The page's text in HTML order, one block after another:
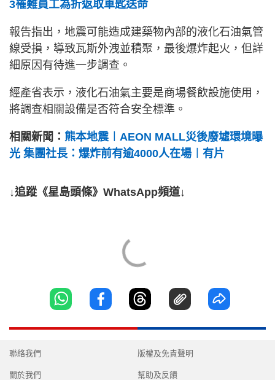
3罹難員工為折返取車匙送命
報告指出，地震可能造成建築物內部的液化石油氣管
線受損，導致瓦斯外洩並積聚，最後爆炸起火，但詳
細原因有待進一步調查。
經產省表示，液化石油氣主要是商場餐飲設施使用，
將調查相關設備是否符合安全標準。
相關新聞： 熊本地震︱AEON MALL災後廢墟環境曝
光 集團社長：爆炸前有逾4000人在場︱有片
↓追蹤《星島頭條》WhatsApp頻道↓
聯絡我們
關於我們
版權及免責聲明
幫助及反饋